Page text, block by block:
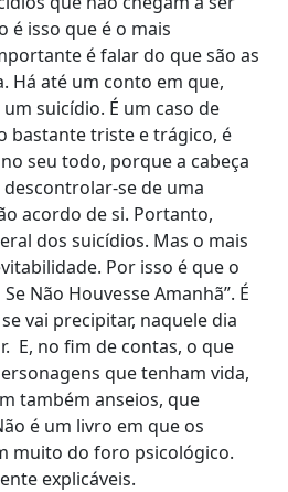
é isso que é o mais
é falar do que são as
Há até um conto em que,
suicídio. É um caso de
bastante triste e trágico, é
seu todo, porque a cabeça
se de uma
acordo de si. Portanto,
dos suicídios. Mas o mais
Por isso é que o
Não Houvesse Amanhã”. É
vai precipitar, naquele dia
E, no fim de contas, o que
que tenham vida,
também anseios, que
é um livro em que os
muito do foro psicológico.
explicáveis.